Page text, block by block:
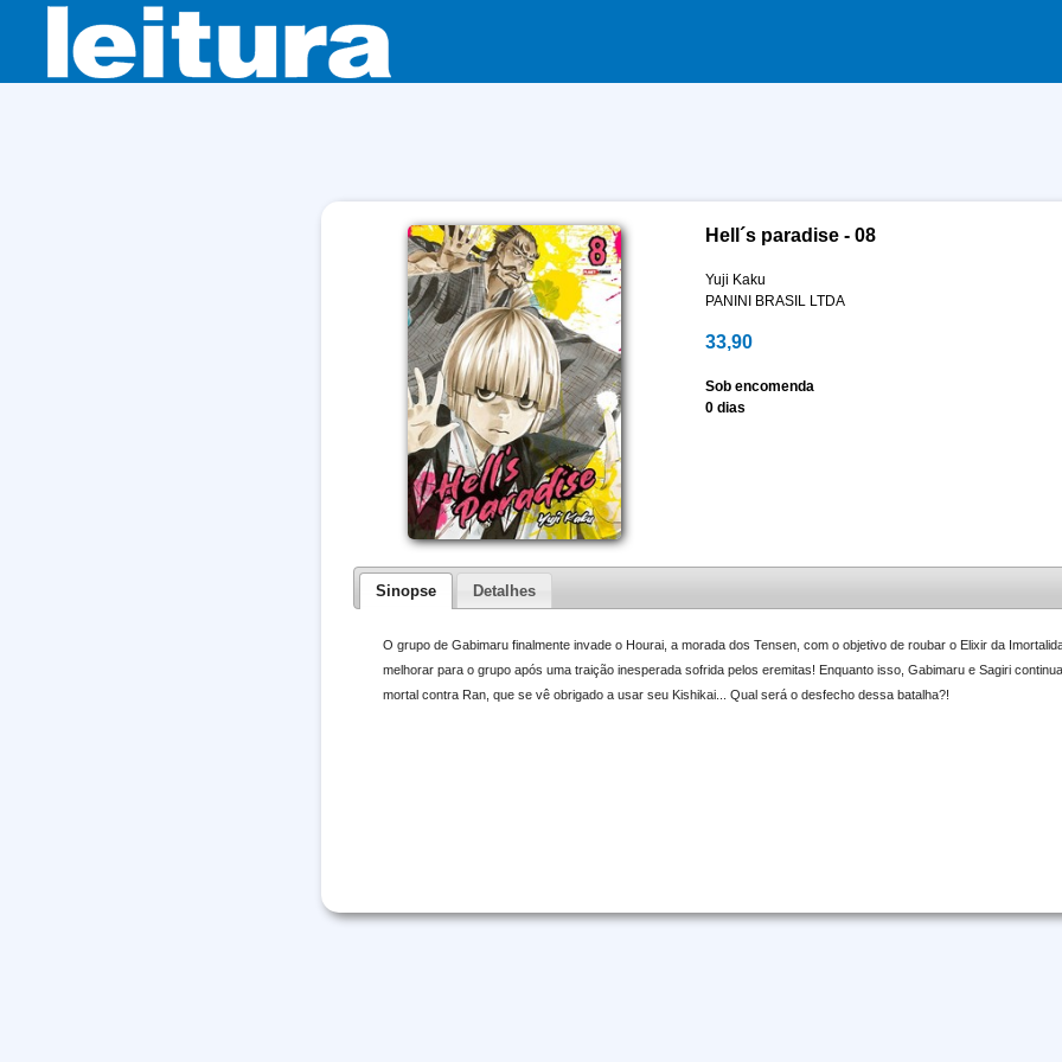
Hell´s paradise - 08
Yuji Kaku
PANINI BRASIL LTDA
33,90
Sob encomenda
0 dias
Sinopse Detalhes
O grupo de Gabimaru finalmente invade o Hourai, a morada dos Tensen, com o objetivo de roubar o Elixir da
melhorar para o grupo após uma traição inesperada sofrida pelos eremitas! Enquanto isso, Gabimaru e Sagiri
mortal contra Ran, que se vê obrigado a usar seu Kishikai... Qual será o desfecho dessa batalha?!